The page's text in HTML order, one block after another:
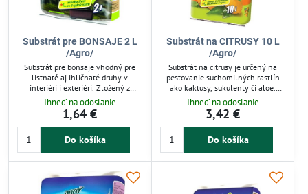
Substrát pre BONSAJE 2 L
/Agro/
Substrát pre bonsaje vhodný pre
listnaté aj ihličnaté druhy v
interiéri i exteriéri. Zložený z
rašeliny, ílu, kremičitého piesku a
keramzitu zabezpečuje optimálnu
štruktúru pôdy a stopové prvky pre
zdravý rast. Ideálny pre pestovanie
bonsajov v nádobách aj priamo v
Ihneď na odoslanie
1,64 €
Do košíka
Substrát na CITRUSY 10 L
/Agro/
Substrát na citrusy je určený na
pestovanie suchomilných rastlín
ako kaktusy, sukulenty či aloe.
Obsahuje komplex živín vrátane
chelátového železa, ktoré zabraňuje
žltnutiu listov a podporuje zdravý
rast. Ideálny pre bohaté kvitnutie a
tvorbu plodov citrusových rastlín v
Ihneď na odoslanie
3,42 €
Do košíka